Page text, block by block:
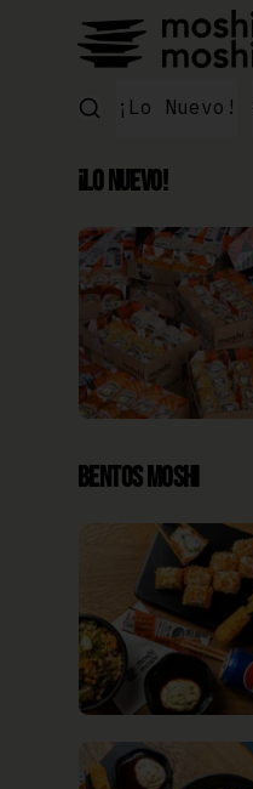
¡Lo Nuevo!
¡Lo Nuevo!
Bentos Moshi